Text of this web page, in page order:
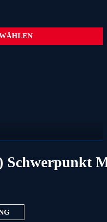
Schwerpunkt